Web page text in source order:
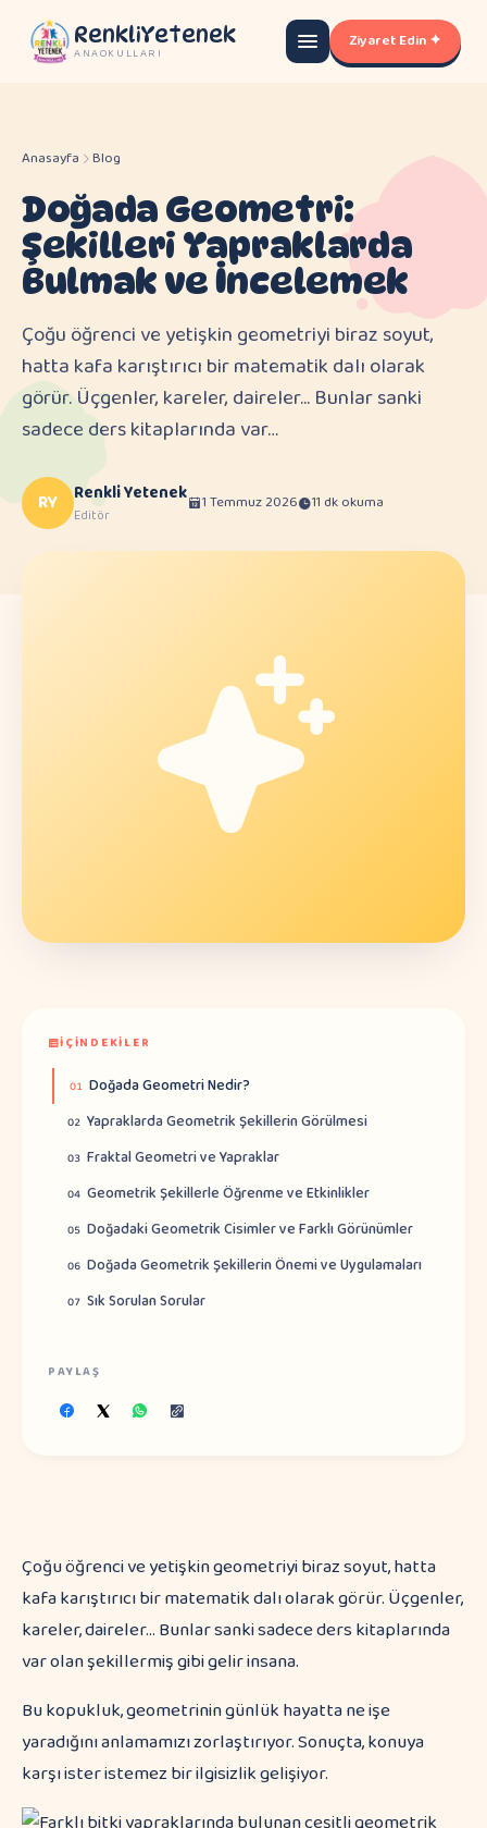
RenkliYetenek
ANAOKULLARI
Ziyaret Edin ✦
Anasayfa Blog
Doğada Geometri:
Şekilleri Yapraklarda
Bulmak ve İncelemek
Çoğu öğrenci ve yetişkin geometriyi biraz soyut,
hatta kafa karıştırıcı bir matematik dalı olarak
görür. Üçgenler, kareler, daireler... Bunlar sanki
sadece ders kitaplarında var…
RY Renkli Yetenek
Editör
1 Temmuz 2026 11 dk okuma
İÇINDEKILER
01 Doğada Geometri Nedir?
02 Yapraklarda Geometrik Şekillerin Görülmesi
03 Fraktal Geometri ve Yapraklar
04 Geometrik Şekillerle Öğrenme ve Etkinlikler
05 Doğadaki Geometrik Cisimler ve Farklı Görünümler
06 Doğada Geometrik Şekillerin Önemi ve Uygulamaları
07 Sık Sorulan Sorular
PAYLAŞ
Çoğu öğrenci ve yetişkin geometriyi biraz soyut, hatta
kafa karıştırıcı bir matematik dalı olarak görür. Üçgenler,
kareler, daireler... Bunlar sanki sadece ders kitaplarında
var olan şekillermiş gibi gelir insana.
Bu kopukluk, geometrinin günlük hayatta ne işe
yaradığını anlamamızı zorlaştırıyor. Sonuçta, konuya
karşı ister istemez bir ilgisizlik gelişiyor.